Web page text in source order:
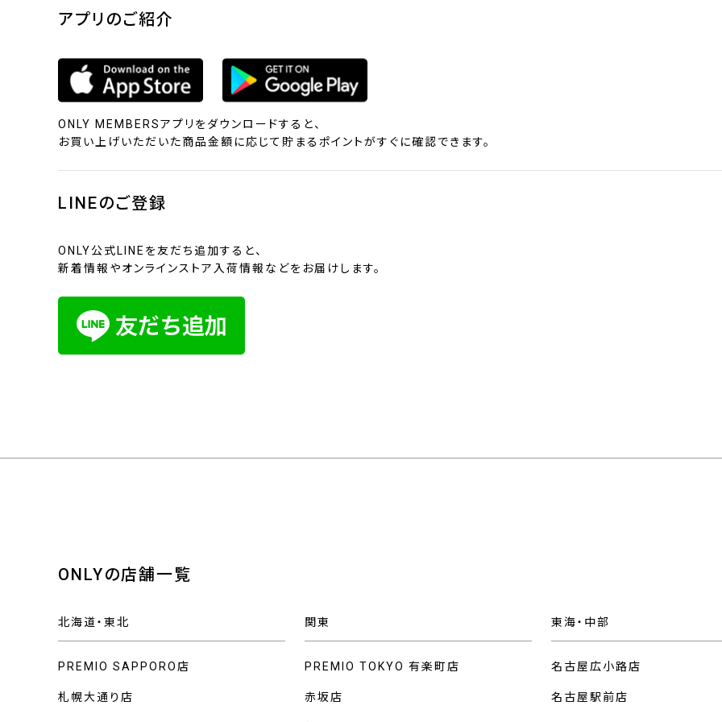
アプリのご紹介
ONLY MEMBERSアプリをダウンロードすると、
お買い上げいただいた商品金額に応じて貯まるポイントがすぐに確認できます。
LINEのご登録
ONLY公式LINEを友だち追加すると、
新着情報やオンラインストア入荷情報などをお届けします。
ONLYの店舗一覧
北海道・東北
PREMIO SAPPORO店
札幌大通り店
関東
PREMIO TOKYO 有楽町店
赤坂店
東海・中部
名古屋広小路店
名古屋駅前店